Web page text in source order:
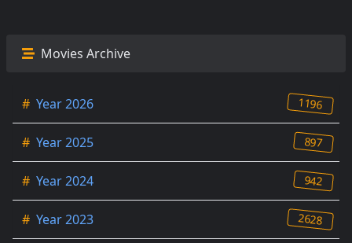
Movies Archive
# Year 2026 1196
# Year 2025 897
# Year 2024 942
# Year 2023 2628